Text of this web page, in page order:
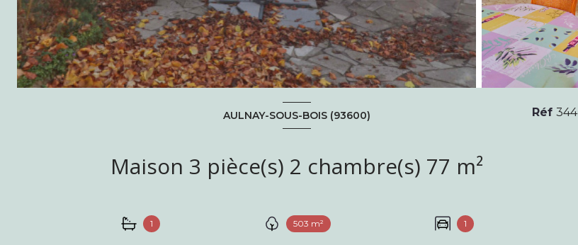
AULNAY-SOUS-BOIS (93600)
Maison 3 pièce(s) 2 chambre(s) 77 m²
1 503 m² 1
Réf 344